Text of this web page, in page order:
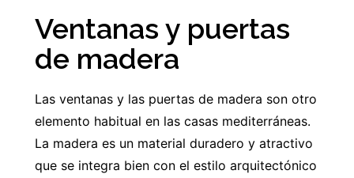
Ventanas y puertas
de madera
Las ventanas y las puertas de madera son otro
elemento habitual en las casas mediterráneas.
La madera es un material duradero y atractivo
que se integra bien con el estilo arquitectónico